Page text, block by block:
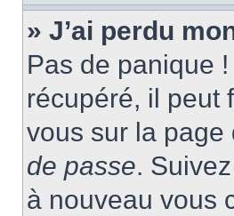
» J’ai perdu
Pas de panique
récupéré, il peut
vous sur la
de passe.
à nouveau vous